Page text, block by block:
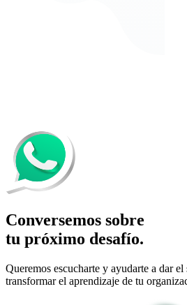
Conversemos sobre
tu próximo desafío.
Queremos escucharte y ayudarte a dar el
transformar el aprendizaje de tu